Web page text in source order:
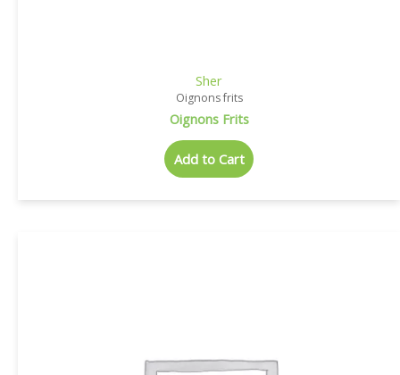
Sher
Oignons frits
Oignons Frits
Add to Cart